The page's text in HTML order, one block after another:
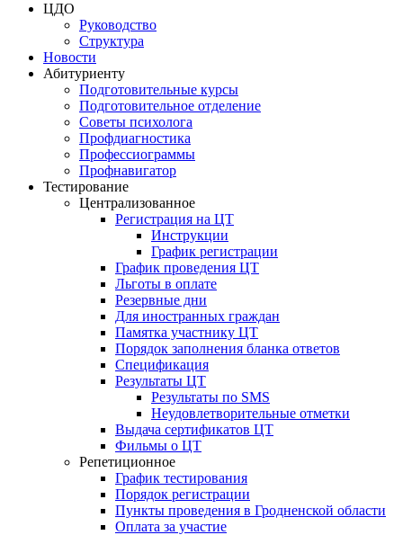
ЦДО
Руководство
Структура
Новости
Абитуриенту
Подготовительные курсы
Подготовительное отделение
Советы психолога
Профдиагностика
Профессиограммы
Профнавигатор
Тестирование
Централизованное
Регистрация на ЦТ
Инструкции
График регистрации
График проведения ЦТ
Льготы в оплате
Резервные дни
Для иностранных граждан
Памятка участнику ЦТ
Порядок заполнения бланка ответов
Спецификация
Результаты ЦТ
Результаты по SMS
Неудовлетворительные отметки
Выдача сертификатов ЦТ
Фильмы о ЦТ
Репетиционное
График тестирования
Порядок регистрации
Пункты проведения в Гродненской области
Оплата за участие